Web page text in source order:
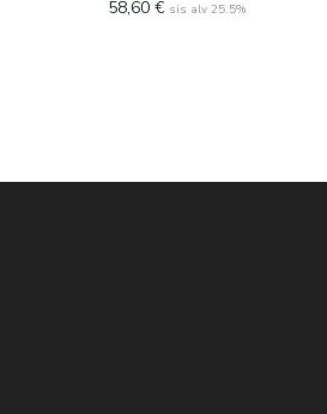
58,60 € sis alv 25.5%